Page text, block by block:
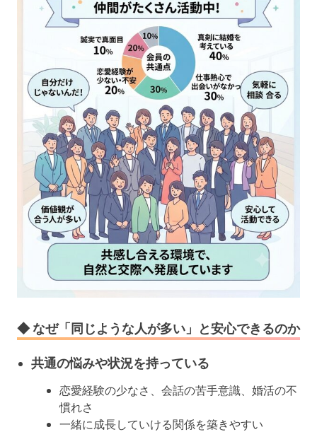
◆ なぜ「同じような人が多い」と安心できるのか
共通の悩みや状況を持っている
恋愛経験の少なさ、会話の苦手意識、婚活の不
慣れさ
一緒に成長していける関係を築きやすい